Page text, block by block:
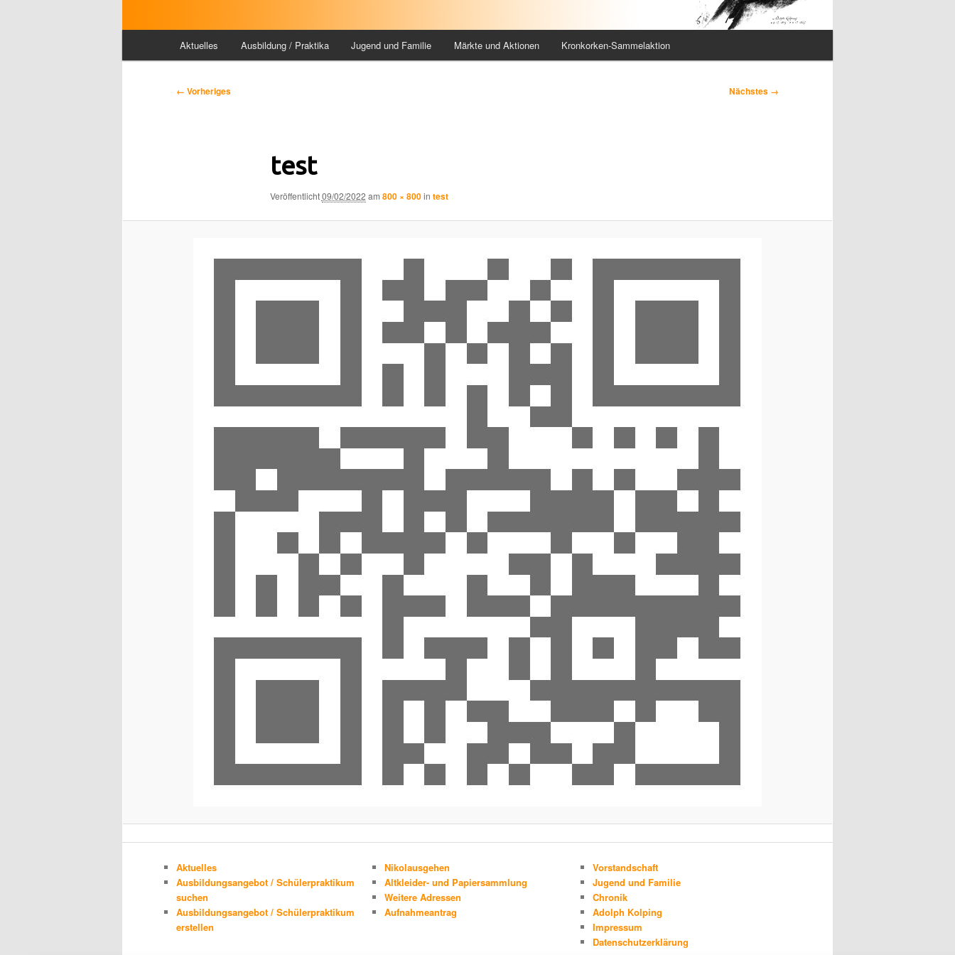
HauptmenüAktuelles Ausbildung / Praktika Jugend und Familie Märkte und Aktionen Kronkorken-Sammelaktion
Bilder-
← Vorheriges Nächstes →
test
Veröffentlicht09/02/2022 am 800 × 800in test
Aktuelles
Ausbildungsangebot / Schülerpraktikum
suchen
Ausbildungsangebot / Schülerpraktikum
erstellen
Nikolausgehen
Altkleider- und Papiersammlung
Weitere Adressen
Aufnahmeantrag
Vorstandschaft
Jugend und Familie
Chronik
Adolph Kolping
Impressum
Datenschutzerklärung